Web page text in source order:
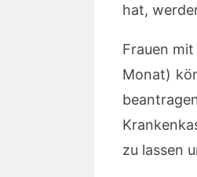
hat,
Frauen
Monat)
zu lassen